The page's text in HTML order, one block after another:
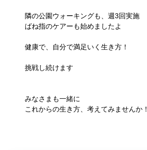
隣の公園ウォーキングも、週3回実施
ばね指のケアーも始めましたよ
健康で、自分で満足いく生き方！
挑戦し続けます
みなさまも一緒に
これからの生き方、考えてみませんか！